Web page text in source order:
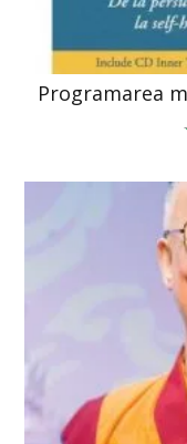
Programarea